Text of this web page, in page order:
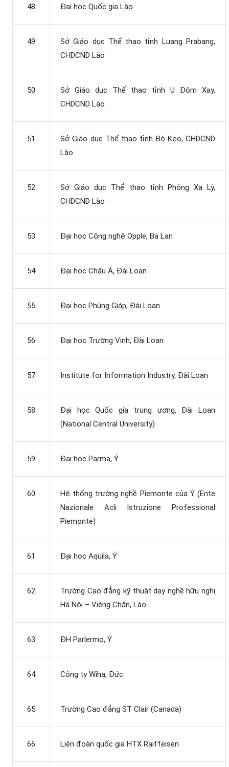
48 Đại học Quốc gia Lào
49
Sở Giáo dục Thể thao tỉnh Luang Prabang,
CHDCND Lào
50
Sở Giáo dục Thể thao tỉnh U Đôm Xay,
CHDCND Lào
51
Sở Giáo dục Thể thao tỉnh Bò Kẹo, CHDCND
Lào
52
Sở Giáo dục Thể thao tỉnh Phông Xa Lỳ,
CHDCND Lào
53 Đại học Công nghệ Opple, Ba Lan
54 Đại học Châu Á, Đài Loan
55 Đại học Phùng Giáp, Đài Loan
56 Đại học Trường Vinh, Đài Loan
57 Institute for Information Industry, Đài Loan
58
Đại học Quốc gia trung ương, Đài Loan
(National Central University)
59 Đại học Parma, Ý
60
Hệ thống trường nghề Piemonte của Ý (Ente
Nazionale Acli Istruzione Professional
Piemonte)
61 Đại học Aquila, Ý
62
Trường Cao đẳng kỹ thuật dạy nghề hữu nghị
Hà Nội – Viêng Chăn, Lào
63 ĐH Parlermo, Ý
64 Công ty Wiha, Đức
65 Trường Cao đẳng ST Clair (Canada)
66 Liên đoàn quốc gia HTX Raiffeisen